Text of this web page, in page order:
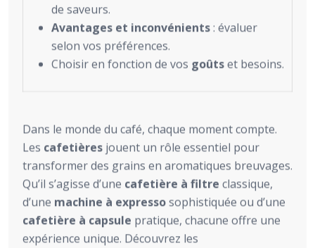
de saveurs.
Avantages et inconvénients: évaluer
selon vos préférences.
Choisir en fonction de vos goûtset besoins.
Dans le monde du café, chaque moment compte.
Les cafetières jouent un rôle essentiel pour
transformer des grains en aromatiques breuvages.
Qu’il s’agisse d’une cafetière à filtre classique,
d’une machine à expressosophistiquée ou d’une
cafetière à capsule pratique, chacune offre une
expérience unique. Découvrez les